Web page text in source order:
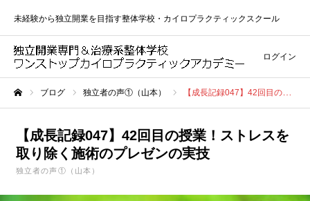
未経験から独立開業を目指す整体学校・カイロプラクティックスクール
ログイン
ブログ 独立者の声①（山本） 【成長記録047】42回目の授業！ストレスを取り除く施術のプレゼンの実技
【成長記録047】42回目の授業！ストレスを
取り除く施術のプレゼンの実技
独立者の声①（山本）